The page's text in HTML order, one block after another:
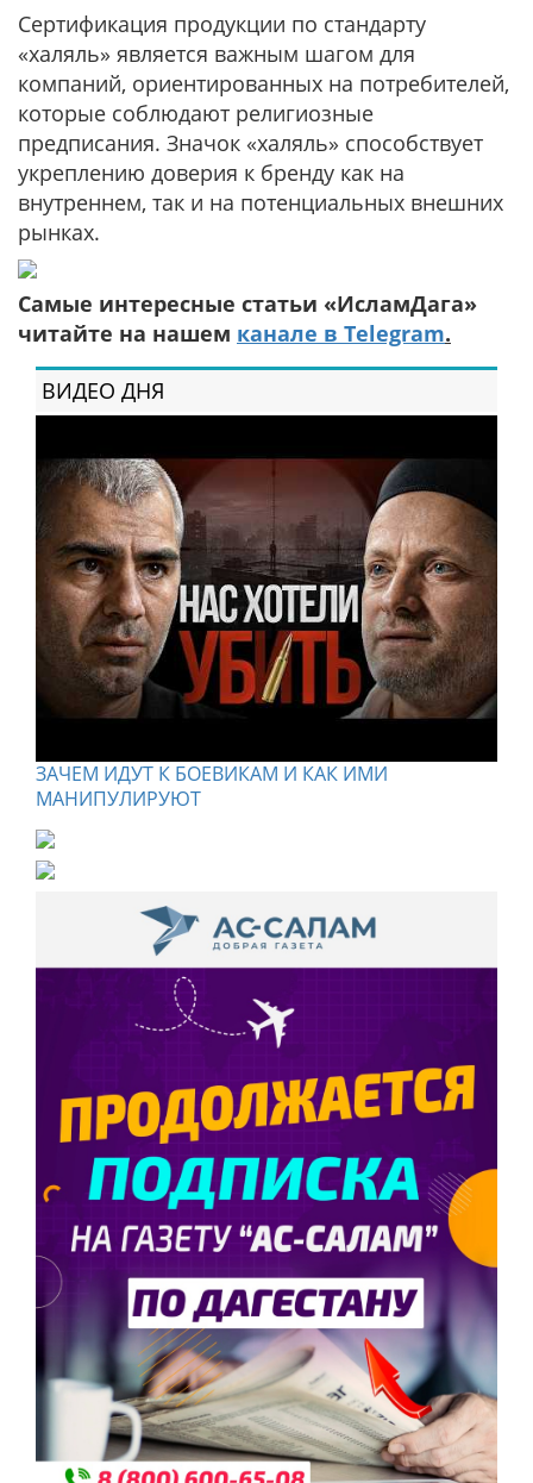
Сертификация продукции по стандарту
«халяль» является важным шагом для
компаний, ориентированных на потребителей,
которые соблюдают религиозные
предписания. Значок «халяль» способствует
укреплению доверия к бренду как на
внутреннем, так и на потенциальных внешних
рынках.
Самые интересные статьи «ИсламДага»
читайте на нашем канале в Telegram.
ВИДЕО ДНЯ
ЗАЧЕМ ИДУТ К БОЕВИКАМ И КАК ИМИ
МАНИПУЛИРУЮТ